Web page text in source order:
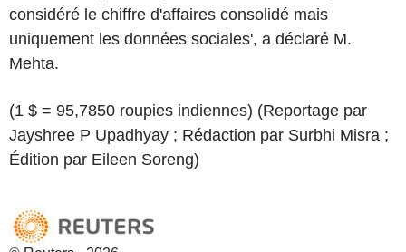
considéré le chiffre d'affaires consolidé mais
uniquement les données sociales', a déclaré M.
Mehta.
(1 $ = 95,7850 roupies indiennes) (Reportage par
Jayshree P Upadhyay ; Rédaction par Surbhi Misra ;
Édition par Eileen Soreng)